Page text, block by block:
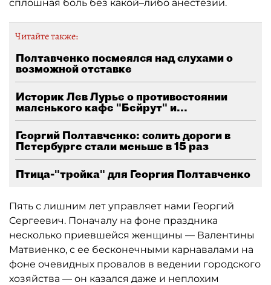
сплошная боль без какой–либо анестезии.
Читайте также:
Полтавченко посмеялся над слухами о
возможной отставке
Историк Лев Лурье о противостоянии
маленького кафе "Бейрут" и...
Георгий Полтавченко: солить дороги в
Петербурге стали меньше в 15 раз
Птица-"тройка" для Георгия Полтавченко
Пять с лишним лет управляет нами Георгий
Сергеевич. Поначалу на фоне праздника
несколько приевшейся женщины — Валентины
Матвиенко, с ее бесконечными карнавалами на
фоне очевидных провалов в ведении городского
хозяйства — он казался даже и неплохим